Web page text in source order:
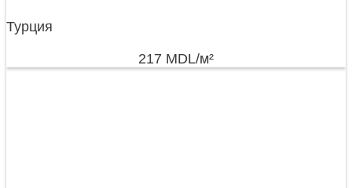
Турция
217 MDL/м²